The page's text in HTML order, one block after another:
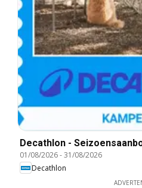
Decathlon -
01/08/2026-31/08/2026
Decathlon